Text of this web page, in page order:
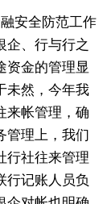
安全防范工作
企、行与行之
资金的管理显
未然，今年我
来帐管理，确
管理上，我们
行社往来管理
行记账人员负